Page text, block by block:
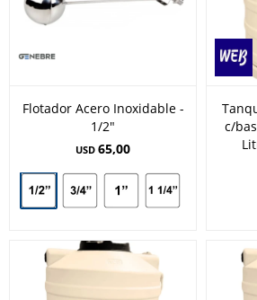
Flotador Acero Inoxidable -
1/2"
USD 65,00
c/